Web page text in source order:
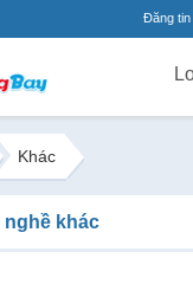
Đăng tin
Khác
nghề khác